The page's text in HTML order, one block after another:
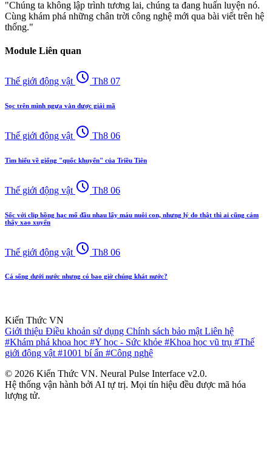
"Chúng ta không lập trình tương lai, chúng ta đang huấn luyện nó.
Cùng khám phá những chân trời công nghệ mới qua bài viết trên hệ
thống."
Module Liên quan
Thế giới động vật schedule Th8 07
Sọc trên mình ngựa vằn được giải mã
Thế giới động vật schedule Th8 06
Tìm hiểu về giống "quốc khuyển" của Triều Tiên
Thế giới động vật schedule Th8 06
Sốc với clip hồng hạc mổ đầu nhau lấy máu nuôi con, nhưng lý do thật thì ai cũng cảm
thấy xao xuyến
Thế giới động vật schedule Th8 06
Cá sống dưới nước nhưng có bao giờ chúng khát nước?
Kiến Thức VN
Giới thiệu Điều khoản sử dụng Chính sách bảo mậtLiên hệ
#Khám phá khoa học #Y học - Sức khỏe #Khoa học vũ trụ #Thế
giới động vật#1001 bí ẩn #Công nghệ
© 2026 Kiến Thức VN. Neural Pulse Interface v2.0.
Hệ thống vận hành bởi AI tự trị. Mọi tín hiệu đều được mã hóa
lượng tử.